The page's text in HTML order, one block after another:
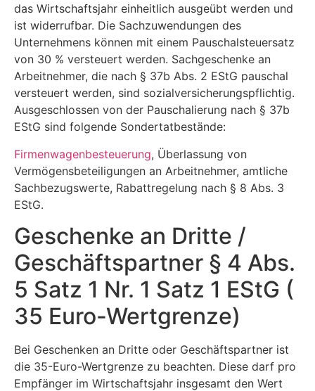
das Wirtschaftsjahr einheitlich ausgeübt werden und
ist widerrufbar. Die Sachzuwendungen des
Unternehmens können mit einem Pauschalsteuersatz
von 30 % versteuert werden. Sachgeschenke an
Arbeitnehmer, die nach § 37b Abs. 2 EStG pauschal
versteuert werden, sind sozialversicherungspflichtig.
Ausgeschlossen von der Pauschalierung nach § 37b
EStG sind folgende Sondertatbestände:
Firmenwagenbesteuerung, Überlassung von
Vermögensbeteiligungen an Arbeitnehmer, amtliche
Sachbezugswerte, Rabattregelung nach § 8 Abs. 3
EStG.
Geschenke an Dritte /
Geschäftspartner § 4 Abs.
5 Satz 1 Nr. 1 Satz 1 EStG (
35 Euro-Wertgrenze)
Bei Geschenken an Dritte oder Geschäftspartner ist
die 35-Euro-Wertgrenze zu beachten. Diese darf pro
Empfänger im Wirtschaftsjahr insgesamt den Wert